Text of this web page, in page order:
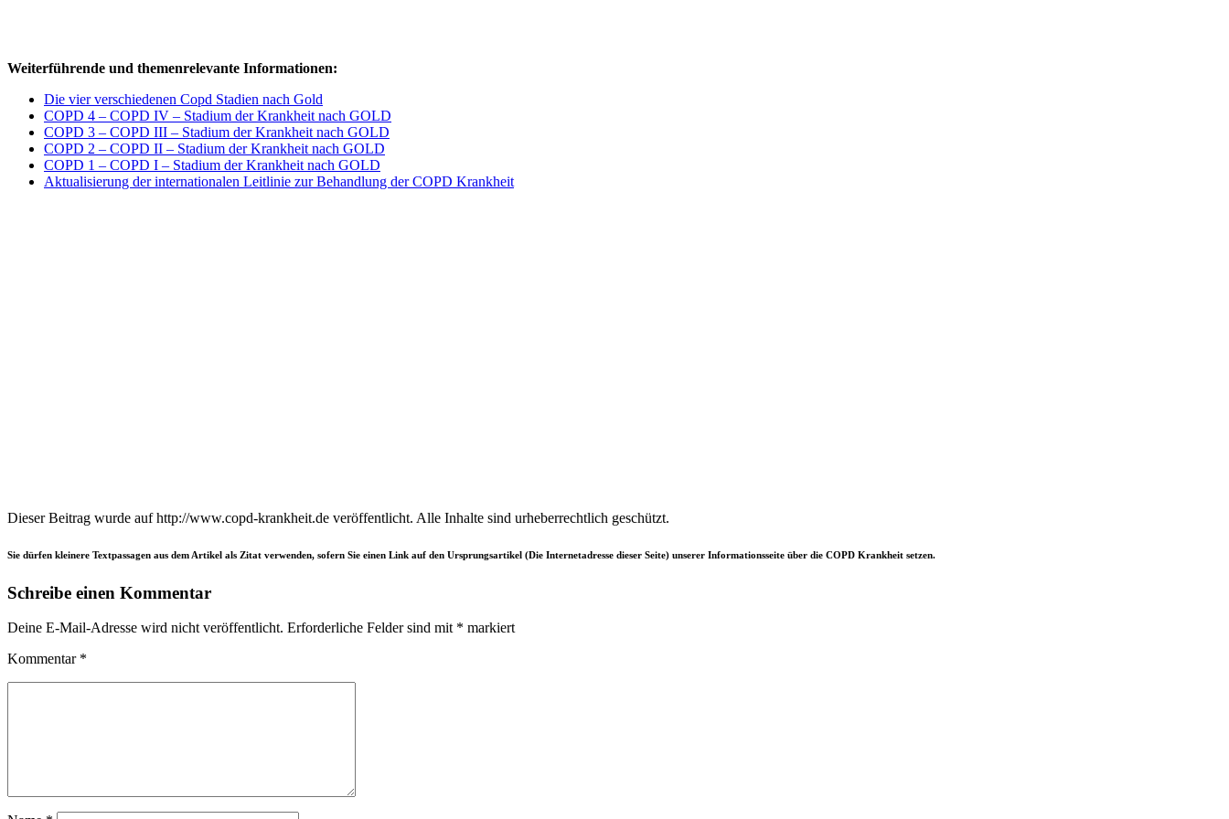
Weiterführende und themenrelevante Informationen:
Die vier verschiedenen Copd Stadien nach Gold
COPD 4 – COPD IV – Stadium der Krankheit nach GOLD
COPD 3 – COPD III – Stadium der Krankheit nach GOLD
COPD 2 – COPD II – Stadium der Krankheit nach GOLD
COPD 1 – COPD I – Stadium der Krankheit nach GOLD
Aktualisierung der internationalen Leitlinie zur Behandlung der COPD Krankheit
Dieser Beitrag wurde auf http://www.copd-krankheit.de veröffentlicht. Alle Inhalte sind urheberrechtlich geschützt.
Sie dürfen kleinere Textpassagen aus dem Artikel als Zitat verwenden, sofern Sie einen Link auf den Ursprungsartikel (Die Internetadresse dieser Seite) unserer Informationsseite über die COPD Krankheit setzen.
Schreibe einen Kommentar
Deine E-Mail-Adresse wird nicht veröffentlicht. Erforderliche Felder sind mit * markiert
Kommentar *